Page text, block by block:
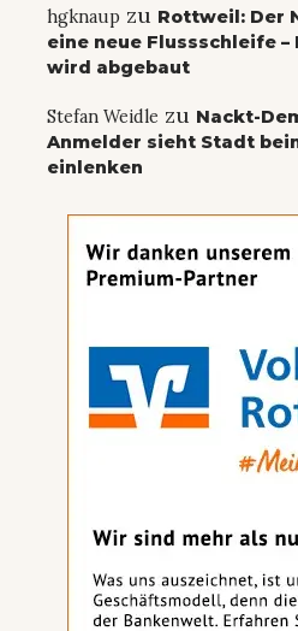
hgknaup zu Rottweil: Der
eine neue Flussschleife –
wird abgebaut
Stefan Weidle zu Nackt-
Anmelder sieht Stadt
einlenken